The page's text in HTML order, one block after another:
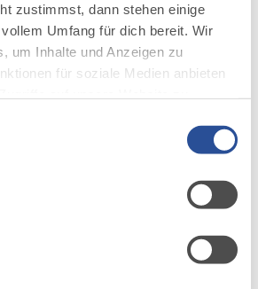
zustimmst, dann stehen einige
Umfang für dich bereit. Wir
um Inhalte und Anzeigen zu
für soziale Medien anbieten
Website an unsere Partner
Daten zusammen, die du
gesammelt haben.